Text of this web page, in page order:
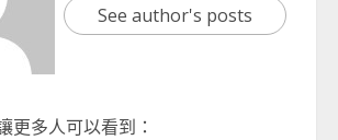
See author's posts
更多人可以看到：